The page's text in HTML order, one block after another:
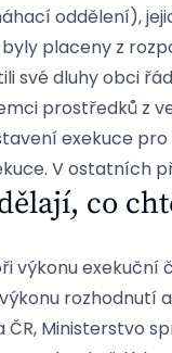
oddělení),
placeny z
své dluhy obci
prostředků z
exekuce
V ostatních
co
výkonu exekuční
rozhodnutí
ČR, Ministerstvo